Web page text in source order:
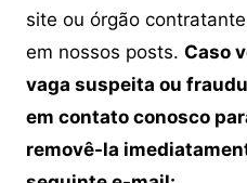
site ou órgão
em nossos posts. Caso
vaga suspeita ou
em contato conosco
removê-la